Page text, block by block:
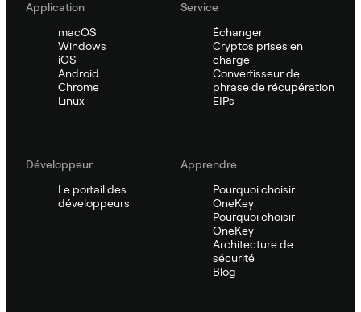
Application
macOS
Windows
iOS
Android
Chrome
Linux
Service
Échanger
Cryptos prises en
charge
Convertisseur de
phrase de récupération
EIPs
Développeur
Le portail des
développeurs
Apprendre
Pourquoi choisir
OneKey
Pourquoi choisir
OneKey
Architecture de
sécurité
Blog